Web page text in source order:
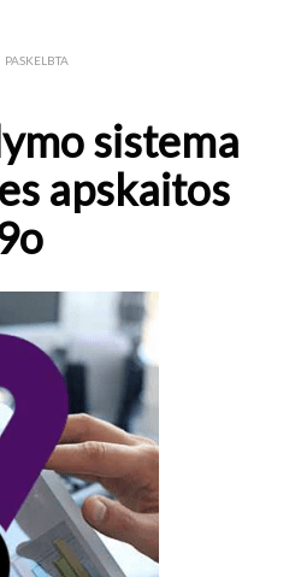
PASKELBTA
sistema
apskaitos